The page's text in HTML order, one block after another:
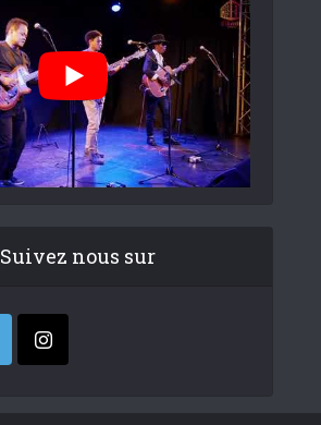
Suivez nous sur